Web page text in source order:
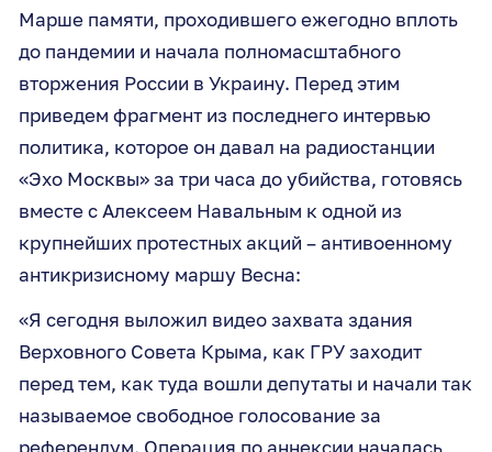
Марше памяти, проходившего ежегодно вплоть
до пандемии и начала полномасштабного
вторжения России в Украину. Перед этим
приведем фрагмент из последнего интервью
политика, которое он давал на радиостанции
«Эхо Москвы» за три часа до убийства, готовясь
вместе с Алексеем Навальным к одной из
крупнейших протестных акций – антивоенному
антикризисному маршу Весна:
«Я сегодня выложил видео захвата здания
Верховного Совета Крыма, как ГРУ заходит
перед тем, как туда вошли депутаты и начали так
называемое свободное голосование за
референдум. Операция по аннексии началась